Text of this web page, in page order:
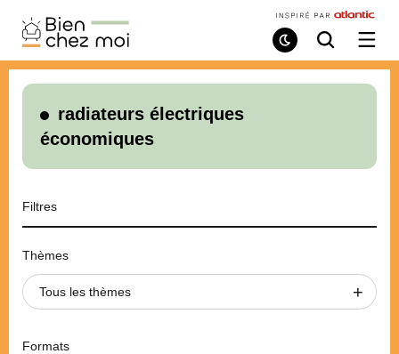
Bien
Chez
Moi
Mode
de
Recherche
/
le
radiateurs électriques
économiques
Filtres
Thèmes
Tous les thèmes
Formats